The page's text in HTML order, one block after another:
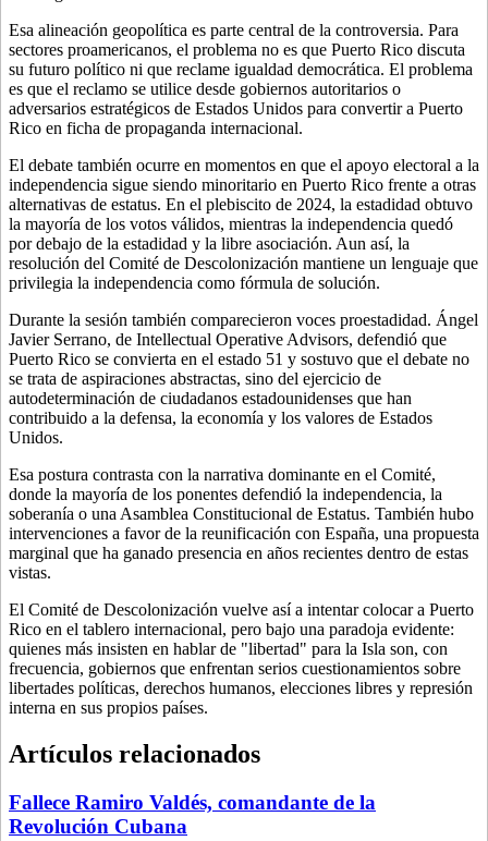
Esa alineación geopolítica es parte central de la controversia. Para
sectores proamericanos, el problema no es que Puerto Rico discuta
su futuro político ni que reclame igualdad democrática. El problema
es que el reclamo se utilice desde gobiernos autoritarios o
adversarios estratégicos de Estados Unidos para convertir a Puerto
Rico en ficha de propaganda internacional.
El debate también ocurre en momentos en que el apoyo electoral a la
independencia sigue siendo minoritario en Puerto Rico frente a otras
alternativas de estatus. En el plebiscito de 2024, la estadidad obtuvo
la mayoría de los votos válidos, mientras la independencia quedó
por debajo de la estadidad y la libre asociación. Aun así, la
resolución del Comité de Descolonización mantiene un lenguaje que
privilegia la independencia como fórmula de solución.
Durante la sesión también comparecieron voces proestadidad. Ángel
Javier Serrano, de Intellectual Operative Advisors, defendió que
Puerto Rico se convierta en el estado 51 y sostuvo que el debate no
se trata de aspiraciones abstractas, sino del ejercicio de
autodeterminación de ciudadanos estadounidenses que han
contribuido a la defensa, la economía y los valores de Estados
Unidos.
Esa postura contrasta con la narrativa dominante en el Comité,
donde la mayoría de los ponentes defendió la independencia, la
soberanía o una Asamblea Constitucional de Estatus. También hubo
intervenciones a favor de la reunificación con España, una propuesta
marginal que ha ganado presencia en años recientes dentro de estas
vistas.
El Comité de Descolonización vuelve así a intentar colocar a Puerto
Rico en el tablero internacional, pero bajo una paradoja evidente:
quienes más insisten en hablar de "libertad" para la Isla son, con
frecuencia, gobiernos que enfrentan serios cuestionamientos sobre
libertades políticas, derechos humanos, elecciones libres y represión
interna en sus propios países.
Artículos relacionados
Fallece Ramiro Valdés, comandante de la
Revolución Cubana